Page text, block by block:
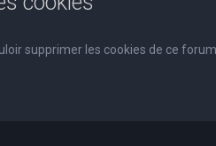
supprimer les cookies de ce